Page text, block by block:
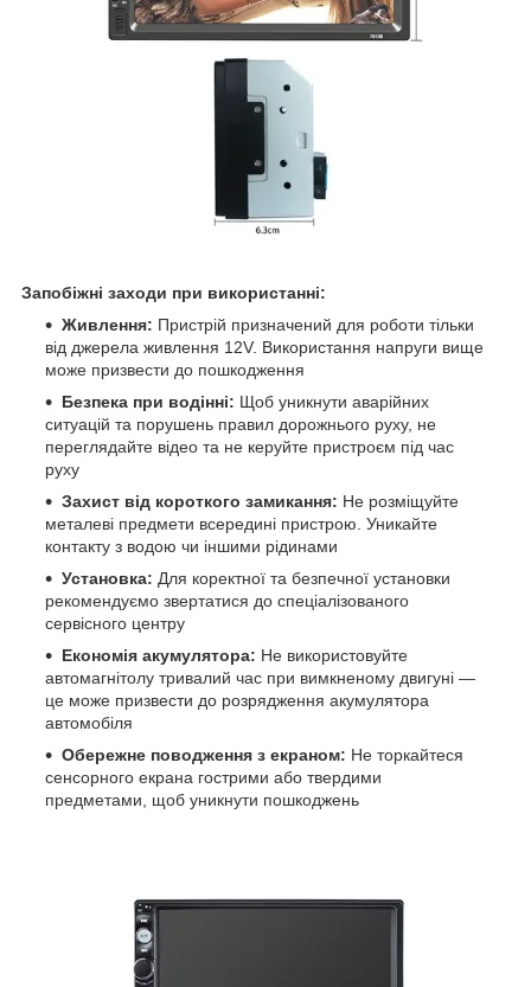
Запобіжні заходи при використанні:
Живлення: Пристрій призначений для роботи тільки
від джерела живлення 12V. Використання напруги вище
може призвести до пошкодження
Безпека при водінні: Щоб уникнути аварійних
ситуацій та порушень правил дорожнього руху, не
переглядайте відео та не керуйте пристроєм під час
руху
Захист від короткого замикання: Не розміщуйте
металеві предмети всередині пристрою. Уникайте
контакту з водою чи іншими рідинами
Установка: Для коректної та безпечної установки
рекомендуємо звертатися до спеціалізованого
сервісного центру
Економія акумулятора: Не використовуйте
автомагнітолу тривалий час при вимкненому двигуні —
це може призвести до розрядження акумулятора
автомобіля
Обережне поводження з екраном: Не торкайтеся
сенсорного екрана гострими або твердими
предметами, щоб уникнути пошкоджень